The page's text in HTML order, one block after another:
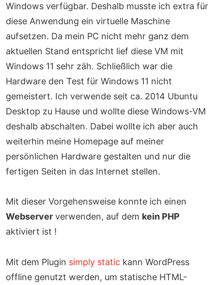
Windows verfügbar. Deshalb musste ich extra für
diese Anwendung ein virtuelle Maschine
aufsetzen. Da mein PC nicht mehr ganz dem
aktuellen Stand entspricht lief diese VM mit
Windows 11 sehr zäh. Schließlich war die
Hardware den Test für Windows 11 nicht
gemeistert. Ich verwende seit ca. 2014 Ubuntu
Desktop zu Hause und wollte diese Windows-VM
deshalb abschalten. Dabei wollte ich aber auch
weiterhin meine Homepage auf meiner
persönlichen Hardware gestalten und nur die
fertigen Seiten in das Internet stellen.
Mit dieser Vorgehensweise konnte ich einen
Webserver verwenden, auf dem kein PHP
aktiviert ist !
Mit dem Plugin simply static kann WordPress
offline genutzt werden, um statische HTML-